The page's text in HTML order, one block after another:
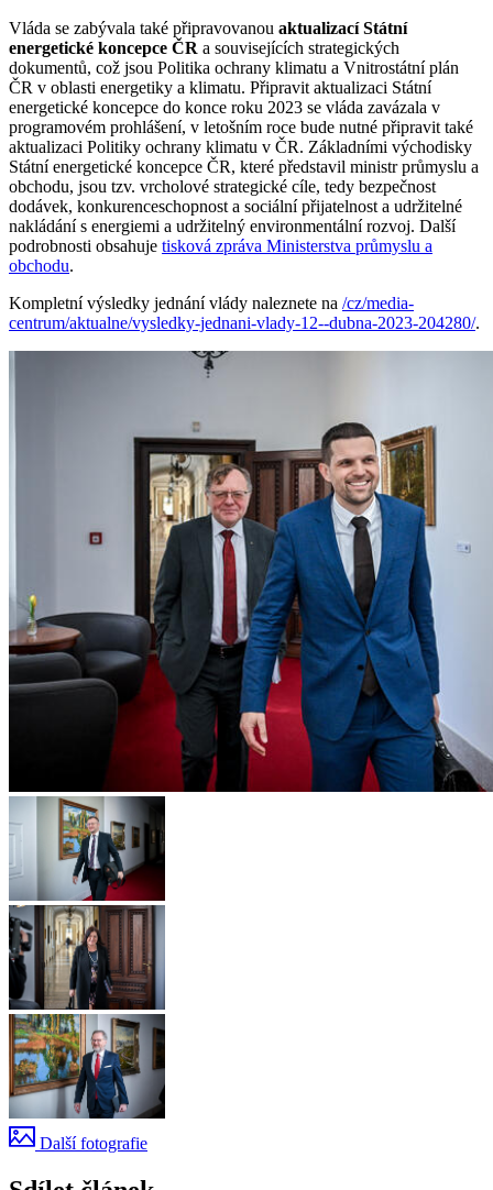
Vláda se zabývala také připravovanou aktualizací Státní
energetické koncepce ČR a souvisejících strategických
dokumentů, což jsou Politika ochrany klimatu a Vnitrostátní plán
ČR v oblasti energetiky a klimatu. Připravit aktualizaci Státní
energetické koncepce do konce roku 2023 se vláda zavázala v
programovém prohlášení, v letošním roce bude nutné připravit také
aktualizaci Politiky ochrany klimatu v ČR. Základními východisky
Státní energetické koncepce ČR, které představil ministr průmyslu a
obchodu, jsou tzv. vrcholové strategické cíle, tedy bezpečnost
dodávek, konkurenceschopnost a sociální přijatelnost a udržitelné
nakládání s energiemi a udržitelný environmentální rozvoj. Další
podrobnosti obsahuje tisková zpráva Ministerstva průmyslu a
obchodu.
Kompletní výsledky jednání vlády naleznete na /cz/media-
centrum/aktualne/vysledky-jednani-vlady-12--dubna-2023-204280/.
Další fotografie